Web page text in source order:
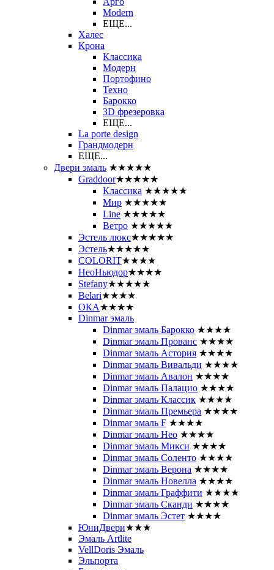
Modern
ЕЩЕ...
Халес
Крона
Классика
Модерн
Портофино
Техно
Барокко
3D фрезеровка
ЕЩЕ...
La porte design
Грандмодерн
ЕЩЕ...
Двери эмаль ★★★★★
Graddoor★★★★★
Классика ★★★★★
Мир ★★★★★
Line ★★★★★
Ветро ★★★★★
Эстель люкс★★★★★
Эстель★★★★★
COLORIT★★★★
НеоНьюдор★★★★
Stefany★★★★★
Belari★★★★
ОКА★★★★
Dinmar эмаль
Dinmar эмаль Барокко ★★★★
Dinmar эмаль Прованс ★★★★
Dinmar эмаль Астория ★★★★
Dinmar эмаль Вивальди ★★★★
Dinmar эмаль Авалон ★★★★
Dinmar эмаль Палацио ★★★★
Dinmar эмаль Классик ★★★★
Dinmar эмаль Премьера ★★★★
Dinmar эмаль F ★★★★
Dinmar эмаль Нео ★★★★
Dinmar эмаль Микси ★★★★
Dinmar эмаль Соленто ★★★★
Dinmar эмаль Верона ★★★★
Dinmar эмаль Новелла ★★★★
Dinmar эмаль Граффити ★★★★
Dinmar эмаль Сканди ★★★★
Dinmar эмаль Эстет ★★★★
ЮниДвери★★★
Эмаль Artlite
VellDoris Эмаль
Эльпорта